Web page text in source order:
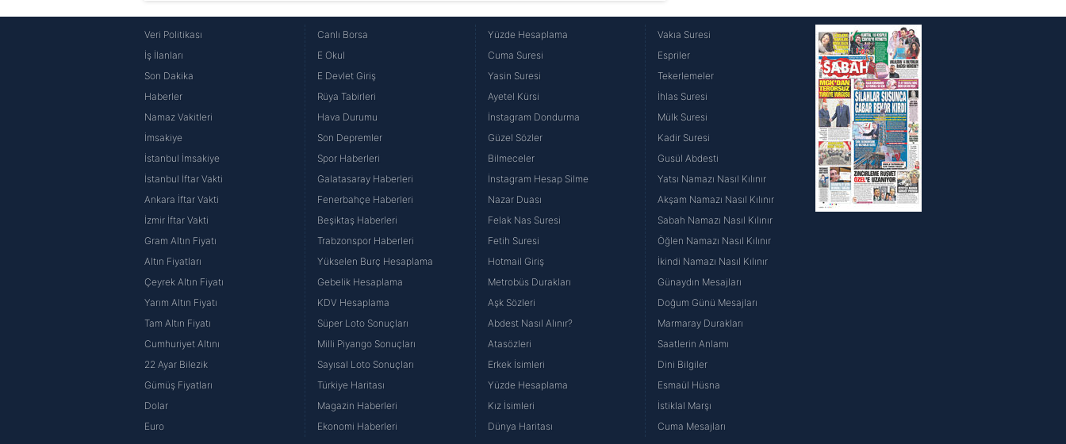
Veri Politikası
İş İlanları
Son Dakika
Haberler
Namaz Vakitleri
İmsakiye
İstanbul İmsakiye
İstanbul İftar Vakti
Ankara İftar Vakti
İzmir İftar Vakti
Gram Altın Fiyatı
Altın Fiyatları
Çeyrek Altın Fiyatı
Yarım Altın Fiyatı
Tam Altın Fiyatı
Cumhuriyet Altını
22 Ayar Bilezik
Gümüş Fiyatları
Dolar
Euro
Canlı Borsa
E Okul
E Devlet Giriş
Rüya Tabirleri
Hava Durumu
Son Depremler
Spor Haberleri
Galatasaray Haberleri
Fenerbahçe Haberleri
Beşiktaş Haberleri
Trabzonspor Haberleri
Yükselen Burç Hesaplama
Gebelik Hesaplama
KDV Hesaplama
Süper Loto Sonuçları
Milli Piyango Sonuçları
Sayısal Loto Sonuçları
Türkiye Haritası
Magazin Haberleri
Ekonomi Haberleri
Yüzde Hesaplama
Cuma Suresi
Yasin Suresi
Ayetel Kürsi
İnstagram Dondurma
Güzel Sözler
Bilmeceler
İnstagram Hesap Silme
Nazar Duası
Felak Nas Suresi
Fetih Suresi
Hotmail Giriş
Metrobüs Durakları
Aşk Sözleri
Abdest Nasıl Alınır?
Atasözleri
Erkek İsimleri
Yüzde Hesaplama
Kız İsimleri
Dünya Haritası
Vakıa Suresi
Espriler
Tekerlemeler
İhlas Suresi
Mülk Suresi
Kadir Suresi
Gusül Abdesti
Yatsı Namazı Nasıl Kılınır
Akşam Namazı Nasıl Kılınır
Sabah Namazı Nasıl Kılınır
Öğlen Namazı Nasıl Kılınır
İkindi Namazı Nasıl Kılınır
Günaydın Mesajları
Doğum Günü Mesajları
Marmaray Durakları
Saatlerin Anlamı
Dini Bilgiler
Esmaül Hüsna
İstiklal Marşı
Cuma Mesajları